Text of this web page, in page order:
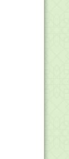
3
2
5